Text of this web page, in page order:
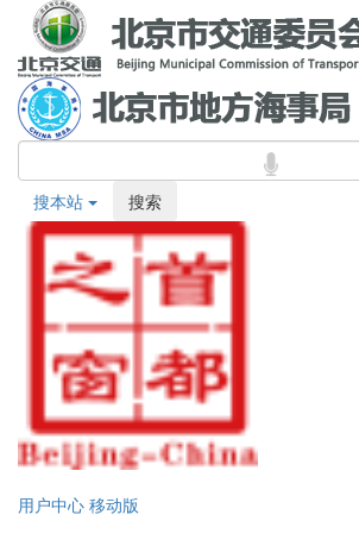
搜本站 搜索
用户中心 移动版